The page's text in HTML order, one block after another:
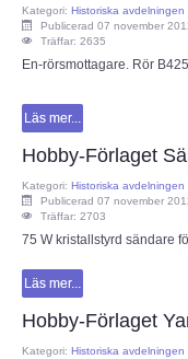
Kategori: Historiska avdelningen
Publicerad 07 november
Träffar: 2635
En-rörsmottagare. Rör
Läs mer...
Hobby-Förlaget
Kategori: Historiska avdelningen
Publicerad 07 november
Träffar: 2703
75 W kristallstyrd sändare
Läs mer...
Hobby-Förlaget
Kategori: Historiska avdelningen